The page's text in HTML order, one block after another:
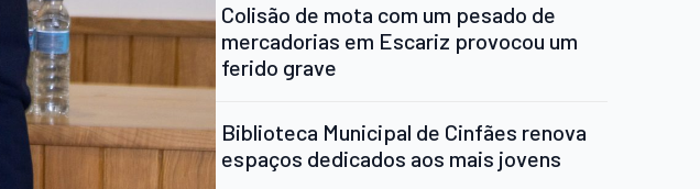
Colisão de mota com um pesado de
mercadorias em Escariz provocou um
ferido grave
Biblioteca Municipal de Cinfães renova
espaços dedicados aos mais jovens